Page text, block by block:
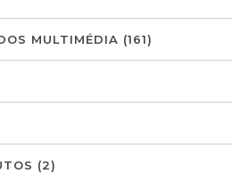
MULTIMÉDIA (161)
(2)